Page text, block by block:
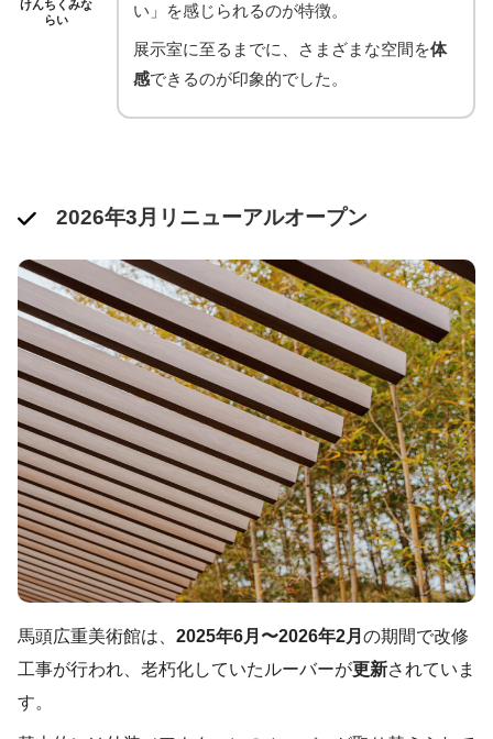
けんちくみな
らい
い」を感じられるのが特徴。
展示室に至るまでに、さまざまな空間を体
感できるのが印象的でした。
2026年3月リニューアルオープン
馬頭広重美術館は、 2025年6月〜2026年2月 の期間で改修
工事が行われ、老朽化していたルーバーが更新されていま
す。